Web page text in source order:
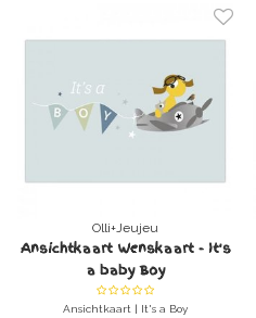
Olli+Jeujeu
Ansichtkaart Wenskaart - It's
a baby Boy
Ansichtkaart | It's a Boy